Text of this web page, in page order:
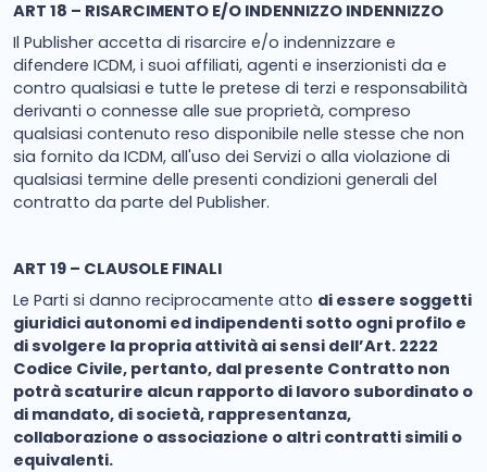
ART 18 – RISARCIMENTO E/O INDENNIZZO INDENNIZZO
Il Publisher accetta di risarcire e/o indennizzare e
difendere ICDM, i suoi affiliati, agenti e inserzionisti da e
contro qualsiasi e tutte le pretese di terzi e responsabilità
derivanti o connesse alle sue proprietà, compreso
qualsiasi contenuto reso disponibile nelle stesse che non
sia fornito da ICDM, all'uso dei Servizi o alla violazione di
qualsiasi termine delle presenti condizioni generali del
contratto da parte del Publisher.
ART 19 – CLAUSOLE FINALI
Le Parti si danno reciprocamente atto di essere soggetti
giuridici autonomi ed indipendenti sotto ogni profilo e
di svolgere la propria attività ai sensi dell’Art. 2222
Codice Civile, pertanto, dal presente Contratto non
potrà scaturire alcun rapporto di lavoro subordinato o
di mandato, di società, rappresentanza,
collaborazione o associazione o altri contratti simili o
equivalenti.